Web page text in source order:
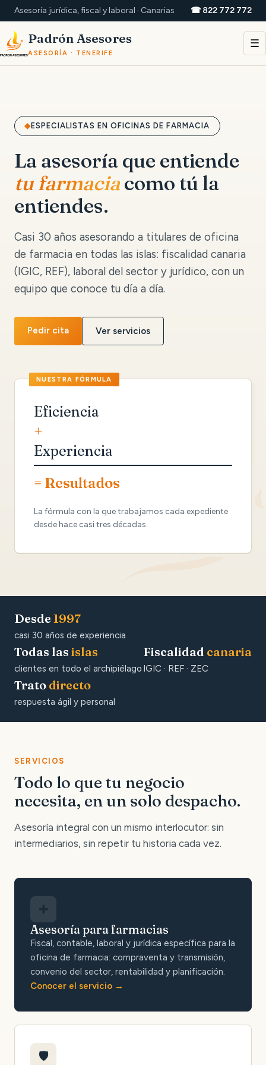
Asesoría jurídica, fiscal y laboral · Canarias ☎ 822 772 772
Padrón Asesores
ASESORÍA · TENERIFE
☰
ESPECIALISTAS EN OFICINAS DE FARMACIA
La asesoría que entiende
tu farmaciacomo tú la
entiendes.
Casi 30 años asesorando a titulares de oficina
de farmacia en todas las islas: fiscalidad canaria
(IGIC, REF), laboral del sector y jurídico, con un
equipo que conoce tu día a día.
Pedir cita Ver servicios
Eficiencia
+
Experiencia
= Resultados
La fórmula con la que trabajamos cada expediente
desde hace casi tres décadas.
Desde 1997
casi 30 años de experiencia
Todas las islas
clientes en todo el archipiélago
Fiscalidad canaria
IGIC · REF · ZEC
Trato directo
respuesta ágil y personal
SERVICIOS
Todo lo que tu negocio
necesita, en un solo despacho.
Asesoría integral con un mismo interlocutor: sin
intermediarios, sin repetir tu historia cada vez.
Asesoría para farmacias
Fiscal, contable, laboral y jurídica específica para la
oficina de farmacia: compraventa y transmisión,
convenio del sector, rentabilidad y planificación.
Conocer el servicio
🛡️